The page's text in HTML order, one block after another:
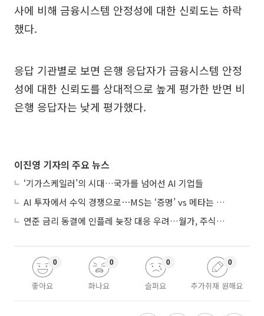
사에 비해 금융시스템 안정성에 대한 신뢰도는 하락
했다.
응답 기관별로 보면 은행 응답자가 금융시스템 안정
성에 대한 신뢰도를 상대적으로 높게 평가한 반면 비
은행 응답자는 낮게 평가했다.
이진영 기자의 주요 뉴스
‘기가스케일러’의 시대…국가를 넘어선 AI 기업들
AI 투자에서 수익 경쟁으로⋯MS는 ‘증명’ vs 메타는 ‘숙제’
연준 금리 동결에 인플레 늦장 대응 우려…월가, 주식도 채권도 던졌다
좋아요
0
화나요
0
슬퍼요
0
추가취재 원해요
0